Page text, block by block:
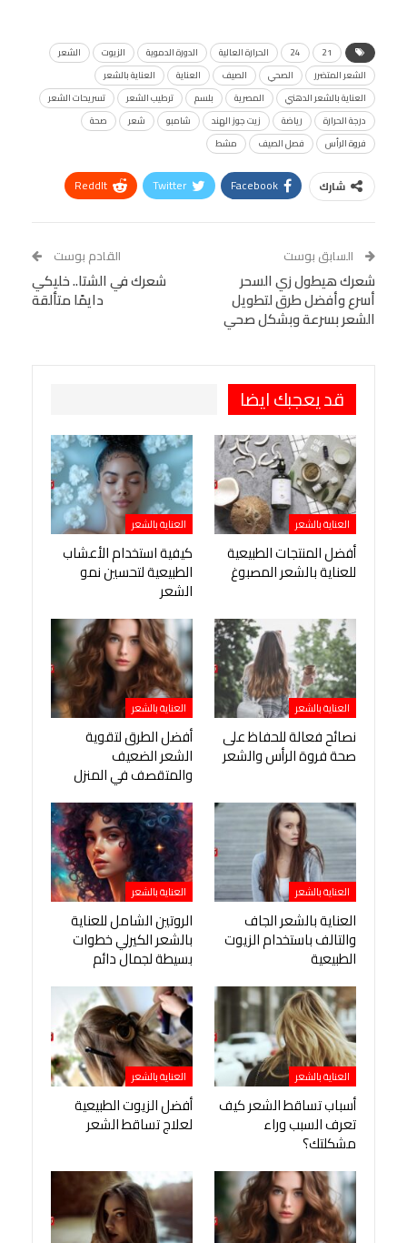
21
24 الحرارة العالية الدورة الدموية الزيوت
الشعر
الشعر المتضرر
الصحي الصيف العناية
العناية بالشعر
العناية بالشعر الدهني
المصرية بلسم ترطيب الشعر
تسريحات الشعر
درجة الحرارة
رياضة زيت جوز الهند شامبو شعر
صحة
فروة الرأس
فصل الصيف مشط
شارك Facebook
Twitter
ReddIt
Tumblr
البريد الإلكتروني
StumbleUpon
VK
Digg
LINE
Viber
السابق بوست
شعرك هيطول زي السحر
أسرع وأفضل طرق لتطويل
الشعر بسرعة وبشكل صحي
القادم بوست
شعرك في الشتا.. خليكي
دايمًا متألقة
قد يعجبك ايضا
العناية بالشعر
أفضل المنتجات الطبيعية
للعناية بالشعر المصبوغ
العناية بالشعر
كيفية استخدام الأعشاب
الطبيعية لتحسين نمو
الشعر
العناية بالشعر
نصائح فعالة للحفاظ على
صحة فروة الرأس والشعر
العناية بالشعر
أفضل الطرق لتقوية
الشعر الضعيف
والمتقصف في المنزل
العناية بالشعر
العناية بالشعر الجاف
والتالف باستخدام الزيوت
الطبيعية
العناية بالشعر
الروتين الشامل للعناية
بالشعر الكيرلي خطوات
بسيطة لجمال دائم
العناية بالشعر
أسباب تساقط الشعر كيف
تعرف السبب وراء
مشكلتك؟
العناية بالشعر
أفضل الزيوت الطبيعية
لعلاج تساقط الشعر